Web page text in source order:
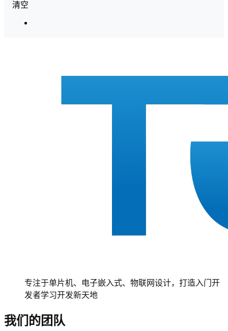
清空
专注于单片机、电子嵌入式、物联网设计，打造入门开
发者学习开发新天地
我们的团队